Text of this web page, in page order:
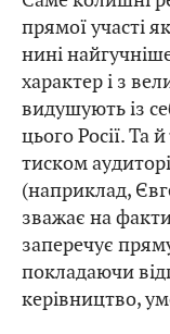
прямої участі
нині
характер і з
видушують із
цього Росії. Та
тиском
(наприклад,
зважає на
заперечує
покладаючи
керівництво,